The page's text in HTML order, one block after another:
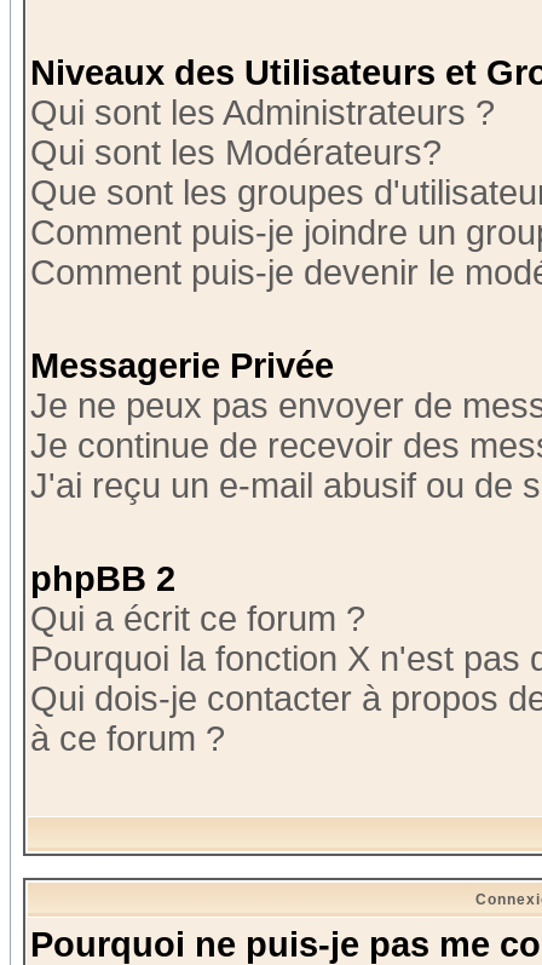
Niveaux des Utilisateurs et
Qui sont les Administrateurs ?
Qui sont les Modérateurs?
Que sont les groupes
Comment puis-je joindre un
Comment puis-je devenir le
Messagerie Privée
Je ne peux pas envoyer de
Je continue de recevoir des
J'ai reçu un e-mail abusif ou de
phpBB 2
Qui a écrit ce forum ?
Pourquoi la fonction X n'est pas
Qui dois-je contacter à propos
à ce forum ?
Pourquoi ne puis-je pas me